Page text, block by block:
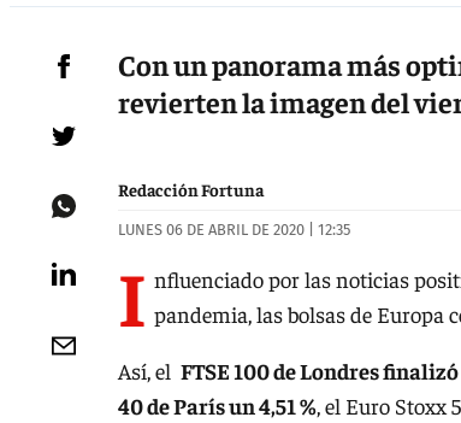
Con un panorama más
revierten la imagen del
Redacción Fortuna
LUNES 06 DE ABRIL DE 2020 | 12:35
I nfluenciado por las noticias
pandemia, las bolsas de Europa
Así, el FTSE 100 de Londres
40 de París un 4,51 %, el Euro Stoxx